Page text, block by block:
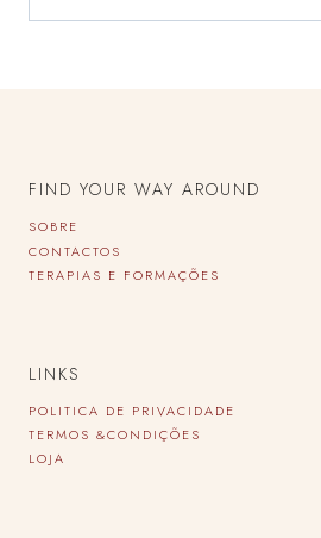
FIND YOUR WAY AROUND
SOBRE
CONTACTOS
TERAPIAS E FORMAÇÕES
LINKS
POLITICA DE PRIVACIDADE
TERMOS &CONDIÇÕES
LOJA